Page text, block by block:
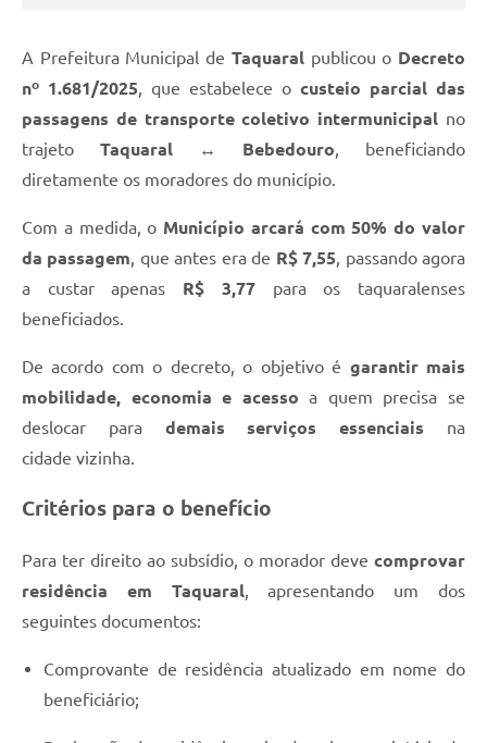
A Prefeitura Municipal de Taquaralpublicou o Decreto
nº 1.681/2025, que estabelece o custeio parcial das
passagens de transporte coletivo intermunicipal no
trajeto Taquaral ↔ Bebedouro, beneficiando
diretamente os moradores do município.
Com a medida, o Município arcará com 50% do valor
da passagem, que antes era de R$ 7,55, passando agora
a custar apenas R$ 3,77para os taquaralenses
beneficiados.
De acordo com o decreto, o objetivo é garantir mais
mobilidade, economia e acesso a quem precisa se
deslocar parademais serviços essenciais na
cidade vizinha.
Critérios para o benefício
Para ter direito ao subsídio, o morador deve comprovar
residência em Taquaral, apresentando um dos
seguintes documentos:
Comprovante de residência atualizado em nome do
beneficiário;